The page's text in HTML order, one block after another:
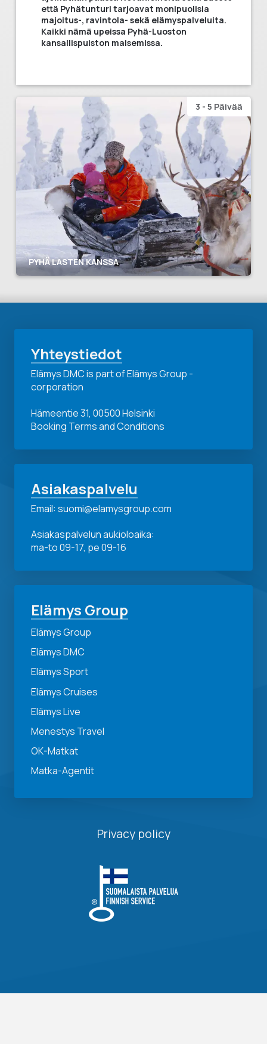
että Pyhätunturi tarjoavat monipuolisia
majoitus-, ravintola- sekä elämyspalveluita.
Kaikki nämä upeissa Pyhä-Luoston
kansallispuiston maisemissa.
PYHÄ LASTEN KANSSA
3 - 5 Päivää
Yhteystiedot
Elämys DMC is part of Elämys Group -
corporation
Hämeentie 31, 00500 Helsinki
Booking Terms and Conditions
Asiakaspalvelu
Email: suomi@elamysgroup.com
Asiakaspalvelun aukioloaika:
ma-to 09-17, pe 09-16
Elämys Group
Elämys Group
Elämys DMC
Elämys Sport
Elämys Cruises
Elämys Live
Menestys Travel
OK-Matkat
Matka-Agentit
Privacy policy